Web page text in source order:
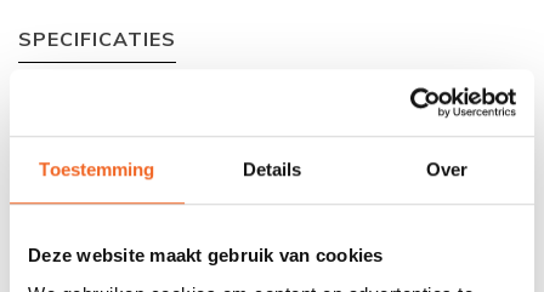
Toestemming Details Over
Deze website maakt gebruik van cookies
SPECIFICATIES
Dikte: 20 cm
Gewicht: 31 kg